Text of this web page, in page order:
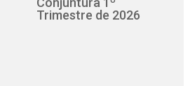
Trimestre de 2026